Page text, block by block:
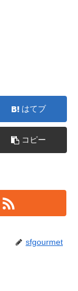
はてブ
コピー
sfgourmet